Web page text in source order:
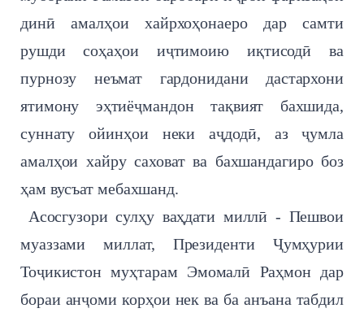
динӣ амалҳои хайрхоҳонаеро дар самти
рушди соҳаҳои иҷтимоию иқтисодӣ ва
пурнозу неъмат гардонидани дастархони
ятимону эҳтиёҷмандон тақвият бахшида,
суннату ойинҳои неки аҷдодӣ, аз ҷумла
амалҳои хайру саховат ва бахшандагиро боз
ҳам вусъат мебахшанд.
Асосгузори сулҳу ваҳдати миллӣ - Пешвои
муаззами миллат, Президенти Ҷумҳурии
Тоҷикистон муҳтарам Эмомалӣ Раҳмон дар
бораи анҷоми корҳои нек ва ба анъана табдил